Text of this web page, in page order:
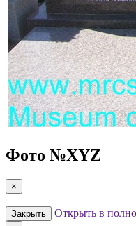
Фото №XYZ
×
Закрыть Открыть в